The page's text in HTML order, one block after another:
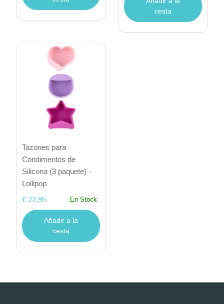
cesta
Tazones para
Condimentos de
Silicona (3 paquete) -
Lollipop
€ 22,95
En Stock
Añadir a la
cesta